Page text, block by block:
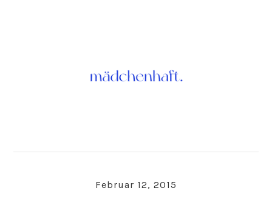
Februar 12, 2015